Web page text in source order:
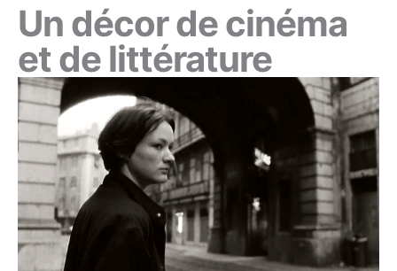
Un décor de cinéma
et de littérature